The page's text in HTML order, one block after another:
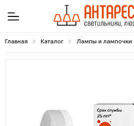
Главная Каталог Лампы и лампочки